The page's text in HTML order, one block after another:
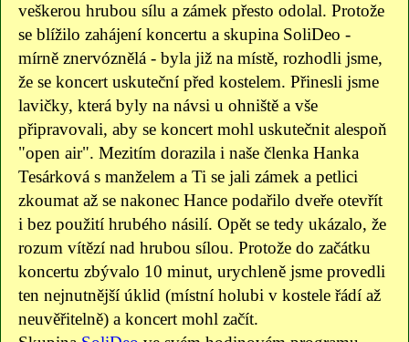
veškerou hrubou sílu a zámek přesto odolal. Protože
se blížilo zahájení koncertu a skupina SoliDeo -
mírně znervóznělá - byla již na místě, rozhodli jsme,
že se koncert uskuteční před kostelem. Přinesli jsme
lavičky, která byly na návsi u ohniště a vše
připravovali, aby se koncert mohl uskutečnit alespoň
"open air". Mezitím dorazila i naše členka Hanka
Tesárková s manželem a Ti se jali zámek a petlici
zkoumat až se nakonec Hance podařilo dveře otevřít
i bez použití hrubého násilí. Opět se tedy ukázalo, že
rozum vítězí nad hrubou sílou. Protože do začátku
koncertu zbývalo 10 minut, urychleně jsme provedli
ten nejnutnější úklid (místní holubi v kostele řádí až
neuvěřitelně) a koncert mohl začít.